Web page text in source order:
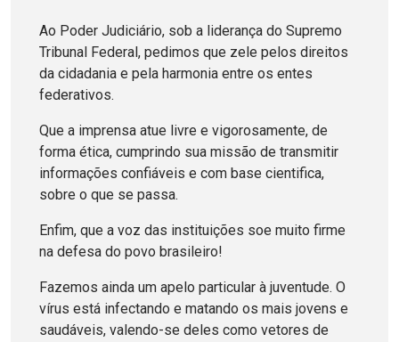
Ao Poder Judiciário, sob a liderança do Supremo
Tribunal Federal, pedimos que zele pelos direitos
da cidadania e pela harmonia entre os entes
federativos.
Que a imprensa atue livre e vigorosamente, de
forma ética, cumprindo sua missão de transmitir
informações confiáveis e com base cientifica,
sobre o que se passa.
Enfim, que a voz das instituições soe muito firme
na defesa do povo brasileiro!
Fazemos ainda um apelo particular à juventude. O
vírus está infectando e matando os mais jovens e
saudáveis, valendo-se deles como vetores de